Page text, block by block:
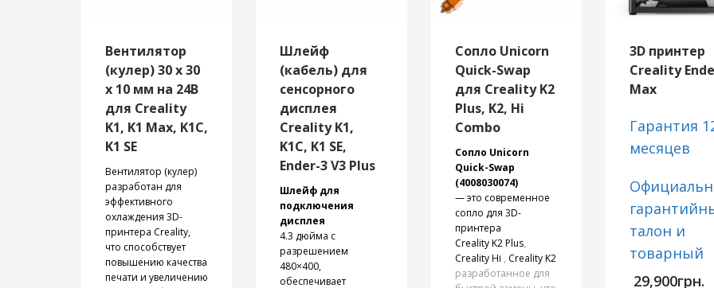
Вентилятор
(кулер) 30 x 30
х 10 мм на 24В
для Creality
K1, K1 Max, K1C,
K1 SE
Вентилятор (кулер)
разработан для
эффективного
охлаждения 3D-
принтера Creality,
что способствует
повышению качества
печати и увеличению
Шлейф
(кабель) для
сенсорного
дисплея
Creality K1,
K1C, K1 SE,
Ender-3 V3 Plus
Шлейф для
подключения
дисплея
4.3 дюйма с
разрешением
480×400,
обеспечивает
Сопло Unicorn
Quick-Swap
для Creality K2
Plus, K2, Hi
Combo
Сопло Unicorn
Quick-Swap
(4008030074)
— это современное
сопло для 3D-
принтера
Creality K2 Plus,
Creality Hi , Creality K2
разработанное для
3D принтер
Creality
Max
Гарантия
месяцев
талон и
товарный
чек/
29,900грн.